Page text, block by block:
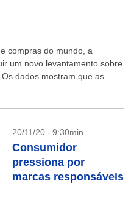
compras do mundo, a
um novo levantamento sobre
dados mostram que as
20/11/20 - 9:30min
Consumidor
pressiona por
marcas responsáveis